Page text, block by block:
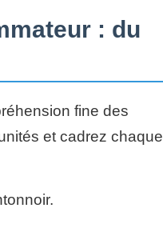
: du
fine des
et cadrez chaque